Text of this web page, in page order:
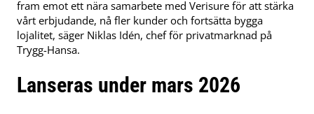
fram emot ett nära samarbete med Verisure för att stärka
vårt erbjudande, nå fler kunder och fortsätta bygga
lojalitet, säger Niklas Idén, chef för privatmarknad på
Trygg-Hansa.
Lanseras under mars 2026